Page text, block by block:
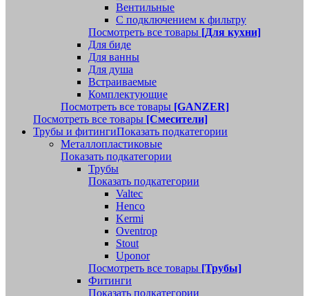
Вентильные
С подключением к фильтру
Посмотреть все товары [Для кухни]
Для биде
Для ванны
Для душа
Встраиваемые
Комплектующие
Посмотреть все товары [GANZER]
Посмотреть все товары [Смесители]
Трубы и фитингиПоказать подкатегории
Металлопластиковые
Показать подкатегории
Трубы
Показать подкатегории
Valtec
Henco
Kermi
Oventrop
Stout
Uponor
Посмотреть все товары [Трубы]
Фитинги
Показать подкатегории